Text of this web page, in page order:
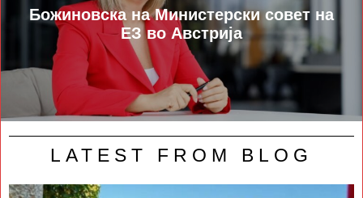
Божиновска на Министерски совет на
ЕЗ во Австрија
LATEST FROM BLOG